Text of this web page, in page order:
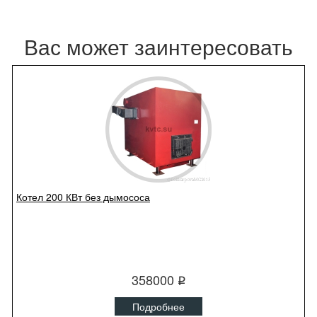
Вас может заинтересовать
Котел 200 КВт без дымососа
358000 q
Подробнее